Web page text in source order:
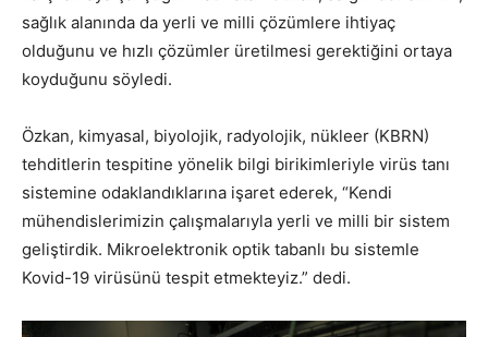
sağlık alanında da yerli ve milli çözümlere ihtiyaç
olduğunu ve hızlı çözümler üretilmesi gerektiğini ortaya
koyduğunu söyledi.
Özkan, kimyasal, biyolojik, radyolojik, nükleer (KBRN)
tehditlerin tespitine yönelik bilgi birikimleriyle virüs tanı
sistemine odaklandıklarına işaret ederek, “Kendi
mühendislerimizin çalışmalarıyla yerli ve milli bir sistem
geliştirdik. Mikroelektronik optik tabanlı bu sistemle
Kovid-19 virüsünü tespit etmekteyiz.” dedi.